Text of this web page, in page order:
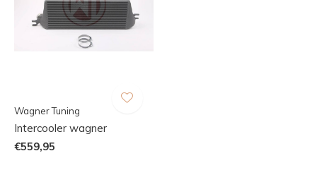
Wagner Tuning
Intercooler wagner
€559,95